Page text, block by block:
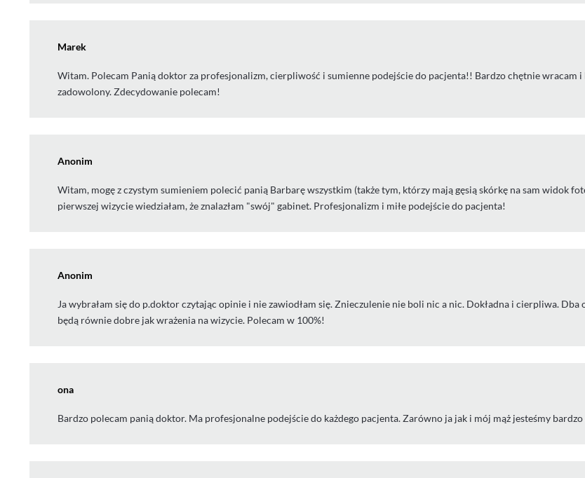
Marek
Witam. Polecam Panią doktor za profesjonalizm, cierpliwość i sumienne podejście do pacjenta!! Bardzo chętnie wracam i
zadowolony. Zdecydowanie polecam!
Anonim
Witam, mogę z czystym sumieniem polecić panią Barbarę wszystkim (także tym, którzy mają gęsią skórkę na sam widok
pierwszej wizycie wiedziałam, że znalazłam "swój" gabinet. Profesjonalizm i miłe podejście do pacjenta!
Anonim
Ja wybrałam się do p.doktor czytając opinie i nie zawiodłam się. Znieczulenie nie boli nic a nic. Dokładna i cierpliwa.
będą równie dobre jak wrażenia na wizycie. Polecam w 100%!
ona
Bardzo polecam panią doktor. Ma profesjonalne podejście do każdego pacjenta. Zarówno ja jak i mój mąż jesteśmy